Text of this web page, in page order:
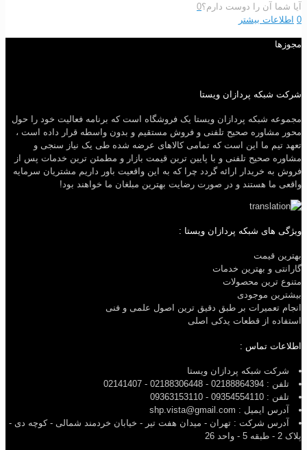
آیا شما آن را دوست دارم؟0
0 اطلاعات بیشتر
مجوزها
شرکت شبکه پردازان ویستا
مجموعه شبکه پردازان ویستا یک فروشگاه است که برنامه فعالیت خود را حول
محور مشاوره صحیح تلفنی و فروش مستقیم و بدون واسطه قرار داده است ،
تعهد تیم ما این است که تمامی کالاهای عرضه شده طی یک نیاز سنجی و
مشاوره صحیح تلفنی و با پایین ترین قیمت بازار و مطمئن ترین خدمات پس از
فروش به خریدار ارائه گردد چرا که به این واقعیت باور داریم مشتریان سرمایه
واقعی ما هستند و در صورت رضایت بهترین مبلغان ما خواهند بود!
ویژگی های شبکه پردازان ویستا :
بهترین قیمت
گارانتی و بهترین خدمات
متنوع ترین محصولات
بیشترین موجودی
انجام تعمیرات بر طبق دقیق ترین اصول علمی و فنی
استفاده از قطعات یدکی اصلی
اطلاعات تماس :
شرکت شبکه پردازان ویستا
تلفن : 02188864394 - 02188306448 - 02141407
تلفن : 09354554110 - 09363153110
آدرس ایمیل : shp.vista@gmail.com
آدرس شرکت : تهران - میدان هفت تیر - خیابان خردمند شمالی - کوچه دی -
پلاک 2 - طبقه 5 - واحد 26